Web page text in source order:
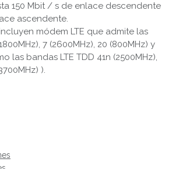
150 Mbit / s de enlace descendente
ascendente.
incluyen módem LTE que admite las
7 (2600MHz), 20 (800MHz) y
las bandas LTE TDD 41n (2500MHz),
).